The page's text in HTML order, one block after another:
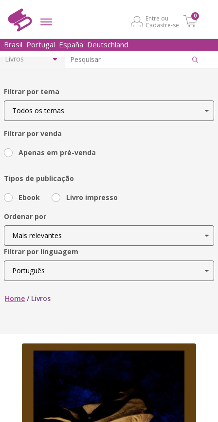
Entre ou
Cadastre-se
0
Brasil Portugal España Deutschland
Filtrar por tema
Filtrar por venda
Apenas em pré-venda
Tipos de publicação
Ebook Livro impresso
Ordenar por
Filtrar por linguagem
Home / Livros